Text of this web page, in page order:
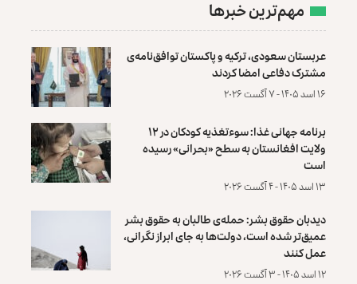
مهم‌ترین خبرها
عربستان سعودی، ترکیه و پاکستان توافق‌نامه‌ی
مشترک دفاعی امضا کردند
۱۶ اسد ۱۴۰۵ - ۷ آگست ۲۰۲۶
برنامه جهانی غذا: سوءتغذیه کودکان در ۱۲
ولایت افغانستان به سطح «بحرانی» رسیده
است
۱۳ اسد ۱۴۰۵ - ۴ آگست ۲۰۲۶
دیدبان حقوق بشر: حمله‌ی طالبان به حقوق بشر
عمیق‌تر شده است، دولت‌ها به جای ابراز نگرانی،
عمل کنند
۱۲ اسد ۱۴۰۵ - ۳ آگست ۲۰۲۶